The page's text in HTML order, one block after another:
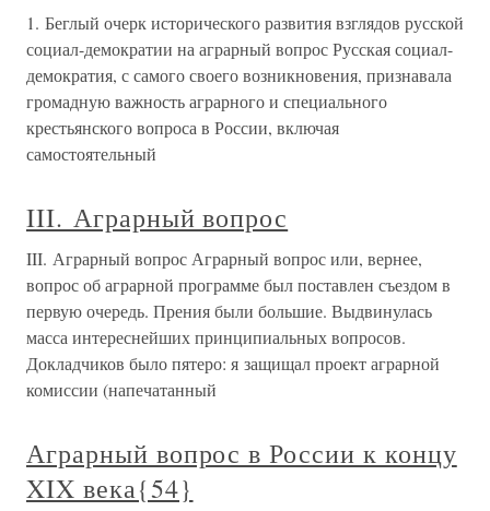
1. Беглый очерк исторического развития взглядов русской
социал-демократии на аграрный вопрос Русская социал-
демократия, с самого своего возникновения, признавала
громадную важность аграрного и специального
крестьянского вопроса в России, включая
самостоятельный
III. Аграрный вопрос
III. Аграрный вопрос Аграрный вопрос или, вернее,
вопрос об аграрной программе был поставлен съездом в
первую очередь. Прения были большие. Выдвинулась
масса интереснейших принципиальных вопросов.
Докладчиков было пятеро: я защищал проект аграрной
комиссии (напечатанный
Аграрный вопрос в России к концу
XIX века{54}